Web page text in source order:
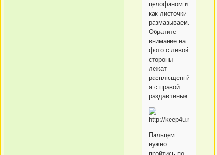
целофаном и
как листочки
размазываем.
Обратите
внимание на
фото с левой
стороны
лежат
расплющеннйе,
а с правой
раздавленые
Пальцем
нужно
пройтись по